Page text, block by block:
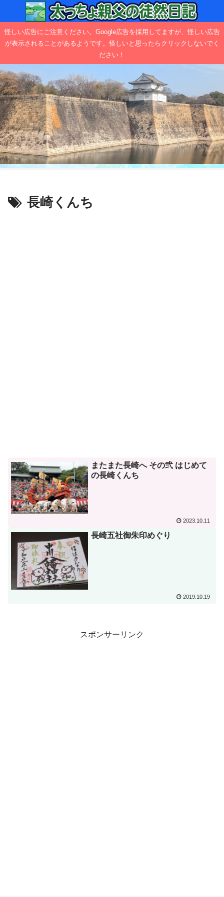
怪しい広告にご注意ください。Google広告を採用してますが、怪しい広告
が表示されることがあるようです。怪しいと思ったらクリックしないでく
ださい！
長崎くんち
またまた長崎へ その弐 はじめて
の長崎くんち
2023.10.11
長崎五社御朱印めぐり
2019.10.19
スポンサーリンク